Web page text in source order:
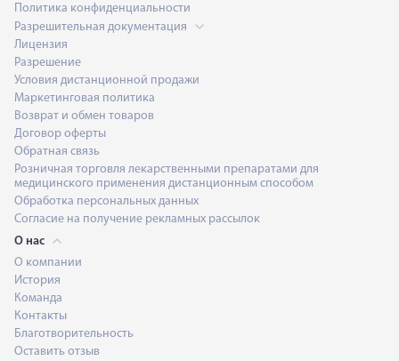
Политика конфиденциальности
Разрешительная документация
Лицензия
Разрешение
Условия дистанционной продажи
Маркетинговая политика
Возврат и обмен товаров
Договор оферты
Обратная связь
Розничная торговля лекарственными препаратами для
медицинского применения дистанционным способом
Обработка персональных данных
Согласие на получение рекламных рассылок
О нас
О компании
История
Команда
Контакты
Благотворительность
Оставить отзыв